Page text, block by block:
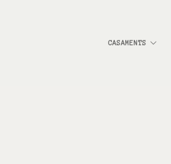
CASAMENTS